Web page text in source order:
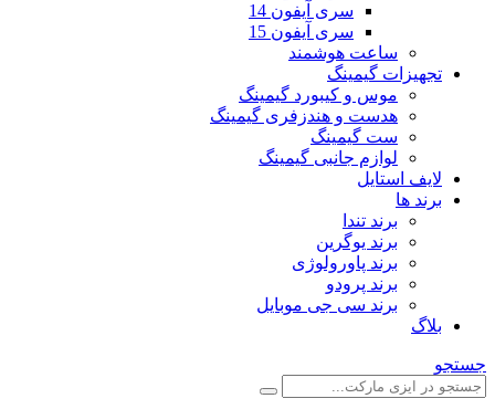
سری آیفون 14
سری آیفون 15
ساعت هوشمند
تجهیزات گیمینگ
موس و کیبورد گیمینگ
هدست و هندزفری گیمینگ
ست گیمینگ
لوازم جانبی گیمینگ
لایف استایل
برند ها
برند تندا
برند یوگرین
برند پاورولوژی
برند پرودو
برند سی جی موبایل
بلاگ
جستجو